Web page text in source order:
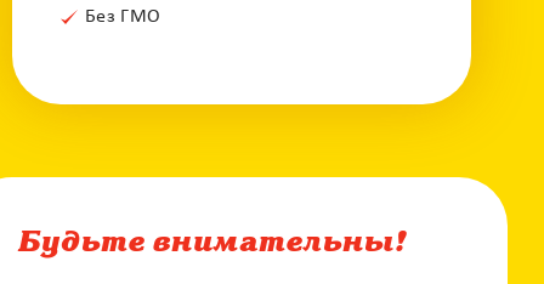
Без ГМО
Будьте внимательны!